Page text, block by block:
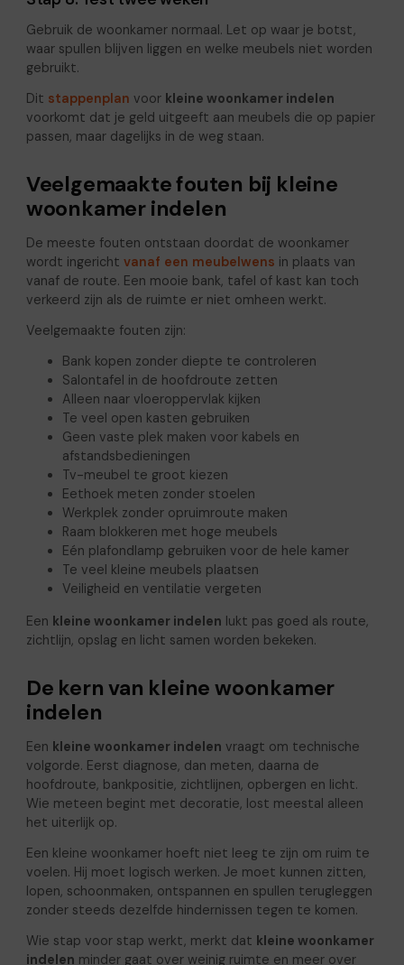
Gebruik de woonkamer normaal. Let op waar je botst,
waar spullen blijven liggen en welke meubels niet worden
gebruikt.
Dit stappenplan voor kleine woonkamer indelen
voorkomt dat je geld uitgeeft aan meubels die op papier
passen, maar dagelijks in de weg staan.
Veelgemaakte fouten bij kleine
woonkamer indelen
De meeste fouten ontstaan doordat de woonkamer
wordt ingericht vanaf een meubelwens in plaats van
vanaf de route. Een mooie bank, tafel of kast kan toch
verkeerd zijn als de ruimte er niet omheen werkt.
Veelgemaakte fouten zijn:
Bank kopen zonder diepte te controleren
Salontafel in de hoofdroute zetten
Alleen naar vloeroppervlak kijken
Te veel open kasten gebruiken
Geen vaste plek maken voor kabels en
afstandsbedieningen
Tv-meubel te groot kiezen
Eethoek meten zonder stoelen
Werkplek zonder opruimroute maken
Raam blokkeren met hoge meubels
Eén plafondlamp gebruiken voor de hele kamer
Te veel kleine meubels plaatsen
Veiligheid en ventilatie vergeten
Een kleine woonkamer indelen lukt pas goed als route,
zichtlijn, opslag en licht samen worden bekeken.
De kern van kleine woonkamer
indelen
Een kleine woonkamer indelen vraagt om technische
volgorde. Eerst diagnose, dan meten, daarna de
hoofdroute, bankpositie, zichtlijnen, opbergen en licht.
Wie meteen begint met decoratie, lost meestal alleen
het uiterlijk op.
Een kleine woonkamer hoeft niet leeg te zijn om ruim te
voelen. Hij moet logisch werken. Je moet kunnen zitten,
lopen, schoonmaken, ontspannen en spullen terugleggen
zonder steeds dezelfde hindernissen tegen te komen.
Wie stap voor stap werkt, merkt dat kleine woonkamer
indelen minder gaat over weinig ruimte en meer over